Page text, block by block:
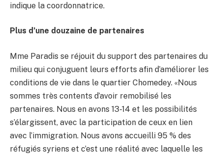
indique la coordonnatrice.
Plus d’une douzaine de partenaires
Mme Paradis se réjouit du support des partenaires du
milieu qui conjuguent leurs efforts afin d’améliorer les
conditions de vie dans le quartier Chomedey. «Nous
sommes très contents d’avoir remobilisé les
partenaires. Nous en avons 13-14 et les possibilités
s’élargissent, avec la participation de ceux en lien
avec l’immigration. Nous avons accueilli 95 % des
réfugiés syriens et c’est une réalité avec laquelle les